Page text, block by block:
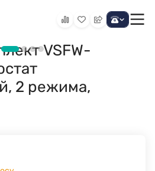
VSFW-
2 режима,